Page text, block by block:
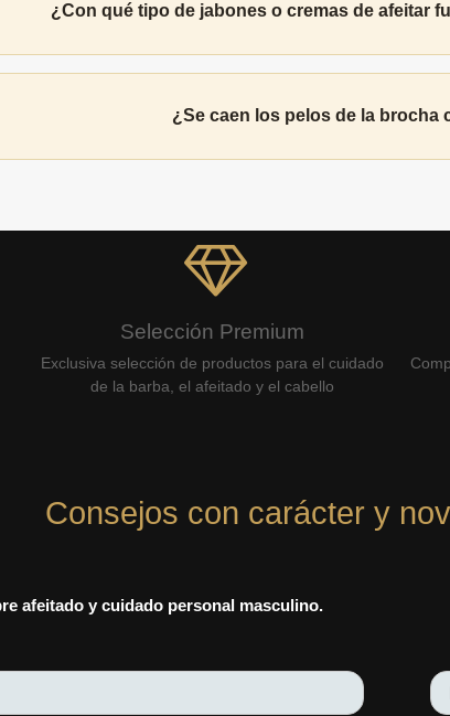
¿Con qué tipo de jabones o cremas de afeitar
¿Se caen los pelos de la brocha
Selección Premium
Exclusiva selección de productos para el cuidado
de la barba, el afeitado y el cabello
Consejos con carácter y
afeitado y cuidado personal masculino.